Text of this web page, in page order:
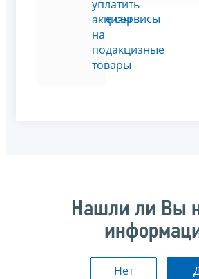
уплатить
акцизы
на
подакцизные
товары
Все сервисы
Нашли ли Вы
Нет